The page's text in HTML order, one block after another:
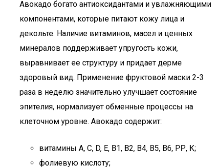
Авокадо богато антиоксидантами и увлажняющими
компонентами, которые питают кожу лица и
декольте. Наличие витаминов, масел и ценных
минералов поддерживает упругость кожи,
выравнивает ее структуру и придает дерме
здоровый вид. Применение фруктовой маски 2-3
раза в неделю значительно улучшает состояние
эпителия, нормализует обменные процессы на
клеточном уровне. Авокадо содержит:
витамины А, С, D, Е, В1, В2, В4, В5, В6, РР, К;
фолиевую кислоту;